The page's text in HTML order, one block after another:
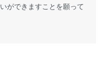
ができますことを願って